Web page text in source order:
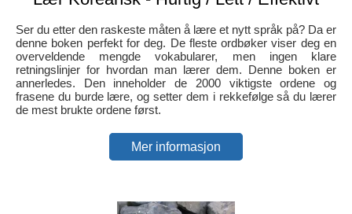
Ser du etter den raskeste måten å lære et nytt språk på? Da er
denne boken perfekt for deg. De fleste ordbøker viser deg en
overveldende mengde vokabularer, men ingen klare
retningslinjer for hvordan man lærer dem. Denne boken er
annerledes. Den inneholder de 2000 viktigste ordene og
frasene du burde lære, og setter dem i rekkefølge så du lærer
de mest brukte ordene først.
Mer informasjon